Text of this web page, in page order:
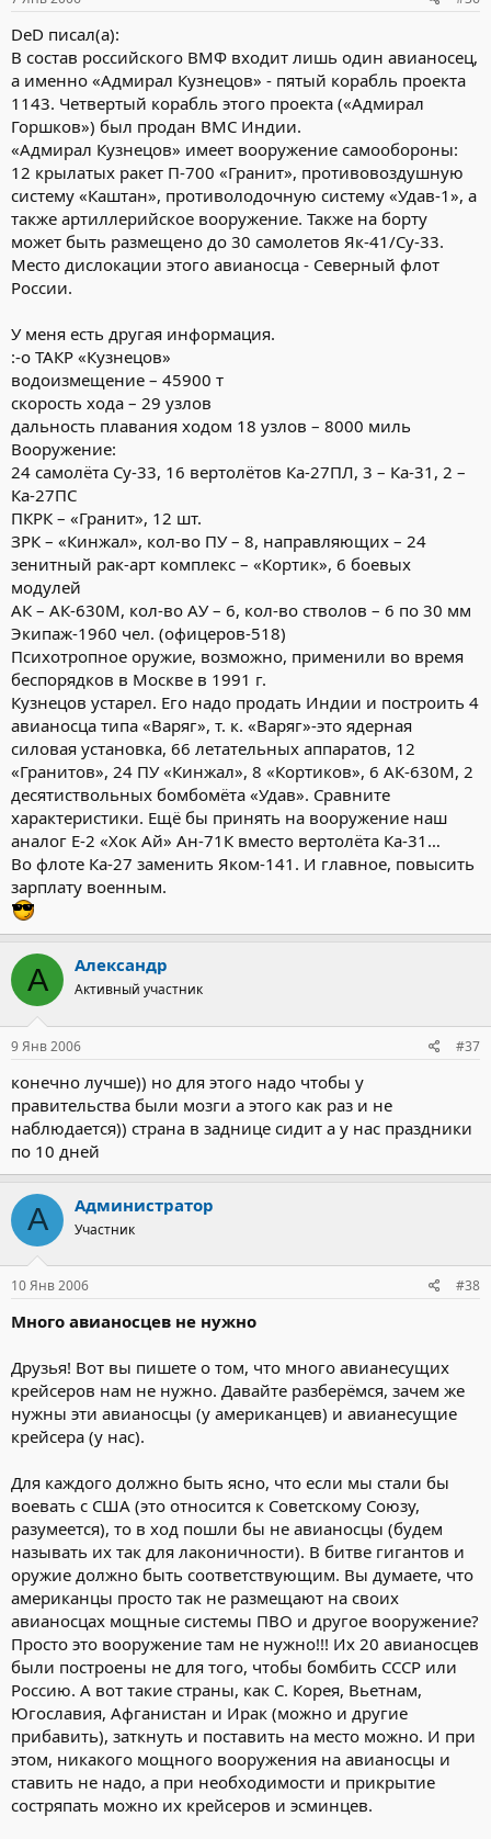
DeD писал(а):
В состав российского ВМФ входит лишь один авианосец,
а именно «Адмирал Кузнецов» - пятый корабль проекта
1143. Четвертый корабль этого проекта («Адмирал
Горшков») был продан ВМС Индии.
«Адмирал Кузнецов» имеет вооружение самообороны:
12 крылатых ракет П-700 «Гранит», противовоздушную
систему «Каштан», противолодочную систему «Удав-1», а
также артиллерийское вооружение. Также на борту
может быть размещено до 30 самолетов Як-41/Су-33.
Место дислокации этого авианосца - Северный флот
России.
У меня есть другая информация.
:-o ТАКР «Кузнецов»
водоизмещение – 45900 т
скорость хода – 29 узлов
дальность плавания ходом 18 узлов – 8000 миль
Вооружение:
24 самолёта Су-33, 16 вертолётов Ка-27ПЛ, 3 – Ка-31, 2 –
Ка-27ПС
ПКРК – «Гранит», 12 шт.
ЗРК – «Кинжал», кол-во ПУ – 8, направляющих – 24
зенитный рак-арт комплекс – «Кортик», 6 боевых
модулей
АК – АК-630М, кол-во АУ – 6, кол-во стволов – 6 по 30 мм
Экипаж-1960 чел. (офицеров-518)
Психотропное оружие, возможно, применили во время
беспорядков в Москве в 1991 г.
Кузнецов устарел. Его надо продать Индии и построить 4
авианосца типа «Варяг», т. к. «Варяг»-это ядерная
силовая установка, 66 летательных аппаратов, 12
«Гранитов», 24 ПУ «Кинжал», 8 «Кортиков», 6 АК-630М, 2
десятиствольных бомбомёта «Удав». Сравните
характеристики. Ещё бы принять на вооружение наш
аналог Е-2 «Хок Ай» Ан-71К вместо вертолёта Ка-31…
Во флоте Ка-27 заменить Яком-141. И главное, повысить
зарплату военным.
А Александр
Активный участник
9 Янв 2006 #37
конечно лучше)) но для этого надо чтобы у
правительства были мозги а этого как раз и не
наблюдается)) страна в заднице сидит а у нас праздники
по 10 дней
А Администратор
Участник
10 Янв 2006 #38
Много авианосцев не нужно
Друзья! Вот вы пишете о том, что много авианесущих
крейсеров нам не нужно. Давайте разберёмся, зачем же
нужны эти авианосцы (у американцев) и авианесущие
крейсера (у нас).
Для каждого должно быть ясно, что если мы стали бы
воевать с США (это относится к Советскому Союзу,
разумеется), то в ход пошли бы не авианосцы (будем
называть их так для лаконичности). В битве гигантов и
оружие должно быть соответствующим. Вы думаете, что
американцы просто так не размещают на своих
авианосцах мощные системы ПВО и другое вооружение?
Просто это вооружение там не нужно!!! Их 20 авианосцев
были построены не для того, чтобы бомбить СССР или
Россию. А вот такие страны, как С. Корея, Вьетнам,
Югославия, Афганистан и Ирак (можно и другие
прибавить), заткнуть и поставить на место можно. И при
этом, никакого мощного вооружения на авианосцы и
ставить не надо, а при необходимости и прикрытие
состряпать можно их крейсеров и эсминцев.